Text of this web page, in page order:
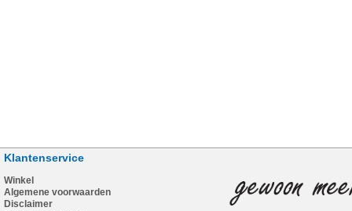
Klantenservice
Winkel
Algemene voorwaarden
Disclaimer